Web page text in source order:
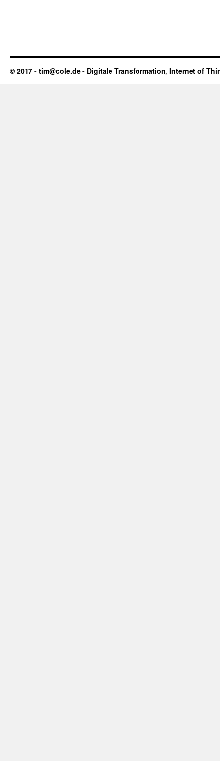
© 2017 - tim@cole.de - Digitale Transformation, Internet of